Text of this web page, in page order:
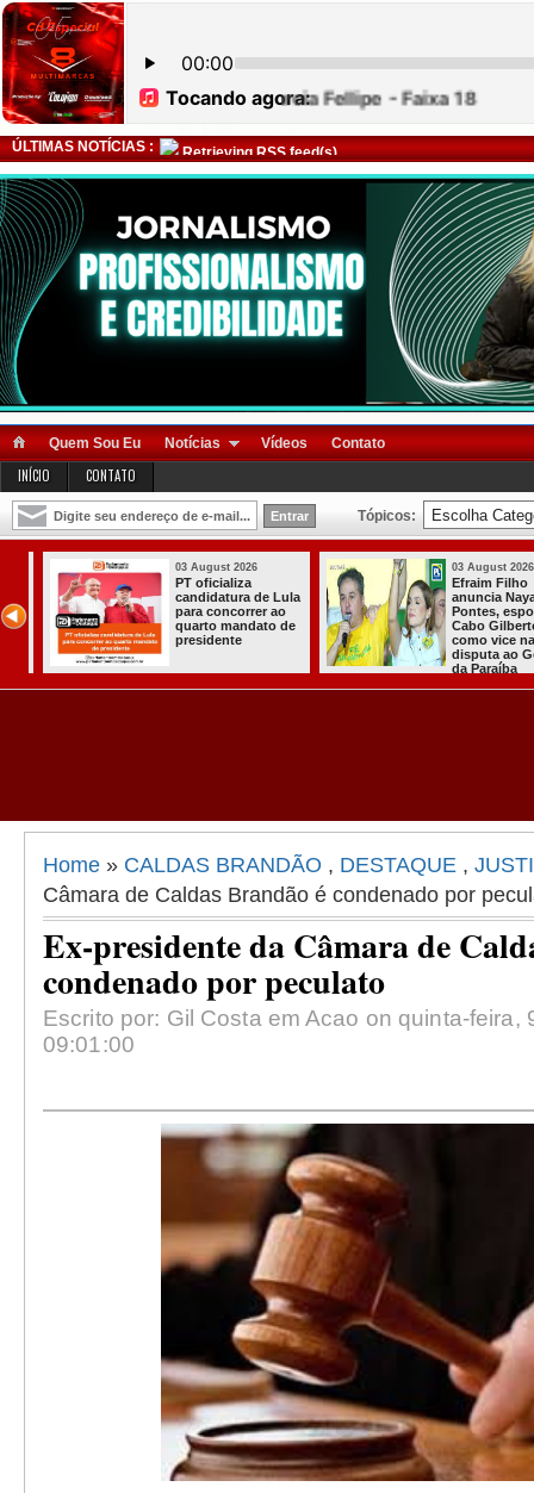
ÚLTIMAS NOTÍCIAS : Retrieving RSS feed(s)
Quem Sou Eu Notícias Vídeos Contato
INÍCIO CONTATO
Tópicos:
03 August 2026
PT oficializa
candidatura de Lula
para concorrer ao
quarto mandato de
presidente
03 August 2026
Efraim Filho
anuncia
Pontes,
Cabo
como vice na
disputa ao
da Paraíba
Home » CALDAS BRANDÃO , DESTAQUE ,
Câmara de Caldas Brandão é condenado por
Ex-presidente da Câmara de
condenado por peculato
Escrito por: Gil Costa em Acao on quinta-feira,
09:01:00